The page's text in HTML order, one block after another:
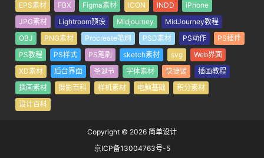
EPS素材
FBX Figma素材 ICON INDD
iPhone
JPG素材
Lightroom预设 Midjourney
MidJourney教程
OBJ
PNG素材 Procreate笔刷 PSD素材 PS动作
PS插件
PS教程
PS样式 PS笔刷 sketch素材 svg
Web界面
XD素材
后台界面 圣诞节 字体素材 快捷键
插画教程
插画素材
摄影百科 样机素材 电脑基础
积分素材
设计百科
Copyright © 2026 简单设计
京ICP备13004763号-5